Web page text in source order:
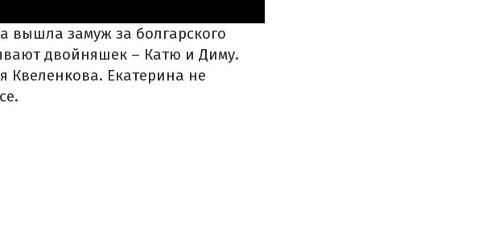
вышла замуж за болгарского
двойняшек – Катю и Диму.
Квеленкова. Екатерина не